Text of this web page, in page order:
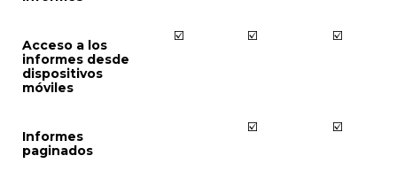
Acceso a los
informes desde
dispositivos
móviles
☑️ ☑️ ☑️
Informes
paginados
☑️ ☑️